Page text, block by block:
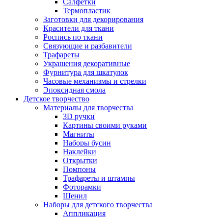
Салфетки
Термопластик
Заготовки для декорирования
Красители для ткани
Роспись по ткани
Связующие и разбавители
Трафареты
Украшения декоративные
Фурнитура для шкатулок
Часовые механизмы и стрелки
Эпоксидная смола
Детское творчество
Материалы для творчества
3D ручки
Картины своими руками
Магниты
Наборы бусин
Наклейки
Открытки
Помпоны
Трафареты и штампы
Фоторамки
Шенил
Наборы для детского творчества
Аппликация